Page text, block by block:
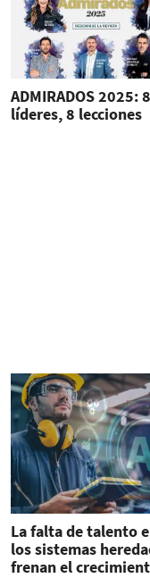
ADMIRADOS 2025: 8
líderes, 8 lecciones
La falta de talento
los sistemas
frenan el